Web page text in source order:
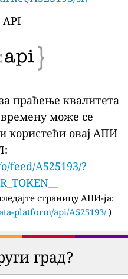
API
праћење квалитета
може се
користећи овај АПИ
feed/A525193/?
страницу АПИ-ја:
platform/api/A525193/)
град?